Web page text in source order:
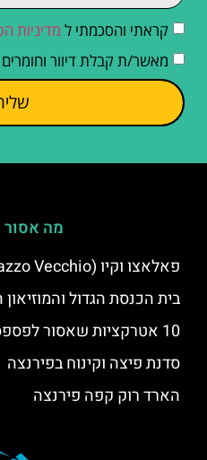
קראתי והסכמתי ל מדיניות
מאשר/ת קבלת דיוור וחומרים
מה
פאלאצו וקיו (Palazzo Vecchio) בפירנצה
בית הכנסת הגדול
10 אטרקציות שאסור לפספס בפירנצה
סדנת פיצה וקינוח בפירנצה
הארד רוק קפה פירנצה